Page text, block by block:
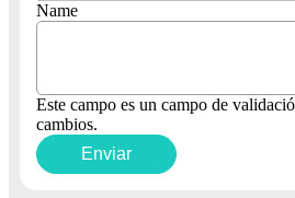
Name
Este campo es un campo de
cambios.